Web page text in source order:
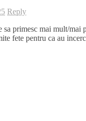
Reply
sa primesc mai mult/mai
fete pentru ca au